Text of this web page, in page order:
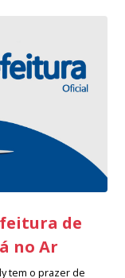
de
no Ar
tem o prazer de